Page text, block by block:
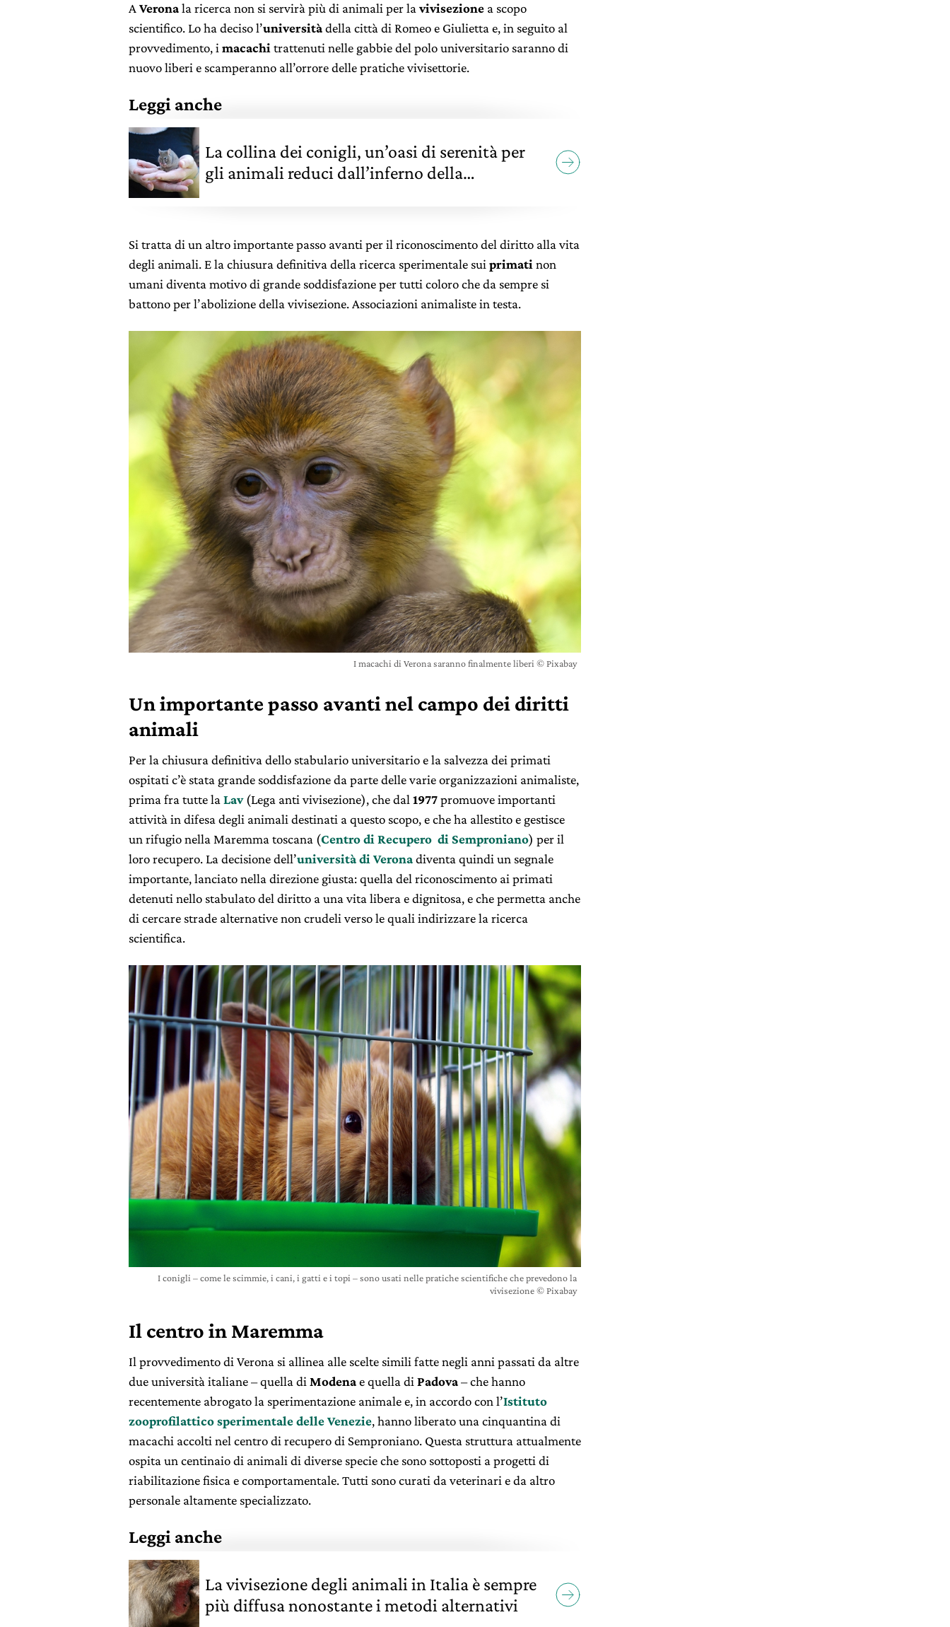
A Veronala ricerca non si servirà più di animali per la vivisezione a scopo
scientifico. Lo ha deciso l’universitàdella città di Romeo e Giulietta e, in seguito al
provvedimento, i macachi trattenuti nelle gabbie del polo universitario saranno di
nuovo liberi e scamperanno all’orrore delle pratiche vivisettorie.
Leggi anche
La collina dei conigli, un’oasi di serenità per
gli animali reduci dall’inferno della
Si tratta di un altro importante passo avanti per il riconoscimento del diritto alla vita
degli animali. E la chiusura definitiva della ricerca sperimentale sui primati non
umani diventa motivo di grande soddisfazione per tutti coloro che da sempre si
battono per l’abolizione della vivisezione. Associazioni animaliste in testa.
I macachi di Verona saranno finalmente liberi © Pixabay
Un importante passo avanti nel campo dei diritti
animali
Per la chiusura definitiva dello stabulario universitario e la salvezza dei primati
ospitati c’è stata grande soddisfazione da parte delle varie organizzazioni animaliste,
prima fra tutte la Lav (Lega anti vivisezione), che dal 1977promuove importanti
attività in difesa degli animali destinati a questo scopo, e che ha allestito e gestisce
un rifugio nella Maremma toscana (Centro di Recupero di Semproniano) per il
loro recupero. La decisione dell’università di Veronadiventa quindi un segnale
importante, lanciato nella direzione giusta: quella del riconoscimento ai primati
detenuti nello stabulato del diritto a una vita libera e dignitosa, e che permetta anche
di cercare strade alternative non crudeli verso le quali indirizzare la ricerca
scientifica.
I conigli – come le scimmie, i cani, i gatti e i topi – sono usati nelle pratiche scientifiche che prevedono la
vivisezione © Pixabay
Il centro in Maremma
Il provvedimento di Verona si allinea alle scelte simili fatte negli anni passati da altre
due università italiane – quella di Modenae quella di Padova– che hanno
recentemente abrogato la sperimentazione animale e, in accordo con l’Istituto
zooprofilattico sperimentale delle Venezie, hanno liberato una cinquantina di
macachi accolti nel centro di recupero di Semproniano. Questa struttura attualmente
ospita un centinaio di animali di diverse specie che sono sottoposti a progetti di
riabilitazione fisica e comportamentale. Tutti sono curati da veterinari e da altro
personale altamente specializzato.
Leggi anche
La vivisezione degli animali in Italia è sempre
più diffusa nonostante i metodi alternativi